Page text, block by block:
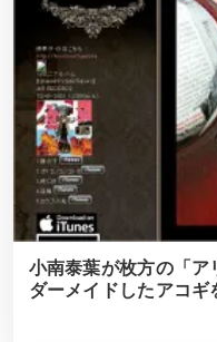
小南泰葉が枚方の「ア
ダーメイドしたアコギ